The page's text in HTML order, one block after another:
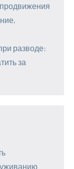
разводе:
за